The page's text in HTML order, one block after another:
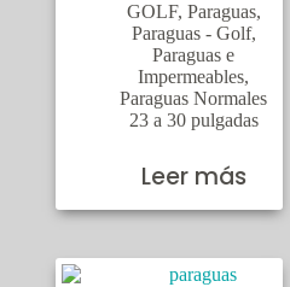
GOLF, Paraguas,
Paraguas - Golf,
Paraguas e
Impermeables,
Paraguas Normales
23 a 30 pulgadas
Leer más